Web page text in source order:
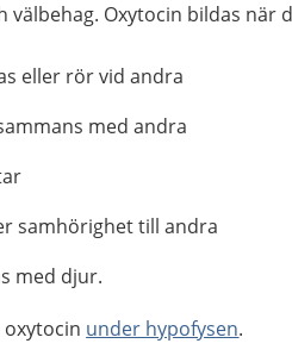
välbehag. Oxytocin bildas när
eller rör vid andra
med andra
samhörighet till andra
med djur.
oxytocin under hypofysen.